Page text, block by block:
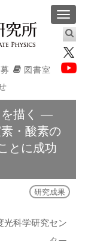
図書室
を描く ―
・酸素の
とに成功
研究成果
光科学研究セン